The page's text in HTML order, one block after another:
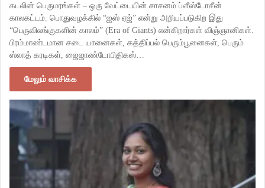
கடலின் பெருமரங்கள் – ஒரு வேட்டையின் சாசனம் ப்ளீஸ்டோசீன்
காலகட்டம். பொதுவழக்கில் “ஐஸ் ஏஜ்” என்று அறியப்படுகிற இது
“பெருவிலங்குகளின் காலம்” (Era of Giants) என்கிறார்கள் விஞ்ஞானிகள்.
பிரம்மாண்டமான சடை யானைகள், கத்திப்பல் பெரும்பூனைகள், பெரும்
ஸ்லாத் கரடிகள், ஜைஜாண்டோபிதிகஸ்…
மேலும் வாசிக்க